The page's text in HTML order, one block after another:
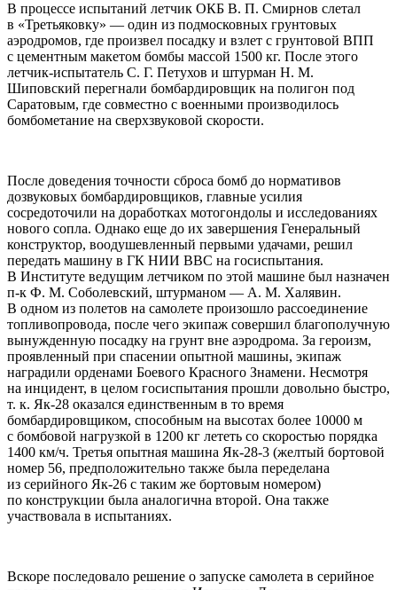
В процессе испытаний летчик ОКБ В. П. Смирнов слетал
в «Третьяковку» — один из подмосковных грунтовых
аэродромов, где произвел посадку и взлет с грунтовой ВПП
с цементным макетом бомбы массой 1500 кг. После этого
летчик-испытатель С. Г. Петухов и штурман Н. М.
Шиповский перегнали бомбардировщик на полигон под
Саратовым, где совместно с военными производилось
бомбометание на сверхзвуковой скорости.
После доведения точности сброса бомб до нормативов
дозвуковых бомбардировщиков, главные усилия
сосредоточили на доработках мотогондолы и исследованиях
нового сопла. Однако еще до их завершения Генеральный
конструктор, воодушевленный первыми удачами, решил
передать машину в ГК НИИ ВВС на госиспытания.
В Институте ведущим летчиком по этой машине был назначен
п-к Ф. М. Соболевский, штурманом — А. М. Халявин.
В одном из полетов на самолете произошло рассоединение
топливопровода, после чего экипаж совершил благополучную
вынужденную посадку на грунт вне аэродрома. За героизм,
проявленный при спасении опытной машины, экипаж
наградили орденами Боевого Красного Знамени. Несмотря
на инцидент, в целом госиспытания прошли довольно быстро,
т. к. Як-28 оказался единственным в то время
бомбардировщиком, способным на высотах более 10000 м
с бомбовой нагрузкой в 1200 кг лететь со скоростью порядка
1400 км/ч. Третья опытная машина Як-28-3 (желтый бортовой
номер 56, предположительно также была переделана
из серийного Як-26 с таким же бортовым номером)
по конструкции была аналогична второй. Она также
участвовала в испытаниях.
Вскоре последовало решение о запуске самолета в серийное